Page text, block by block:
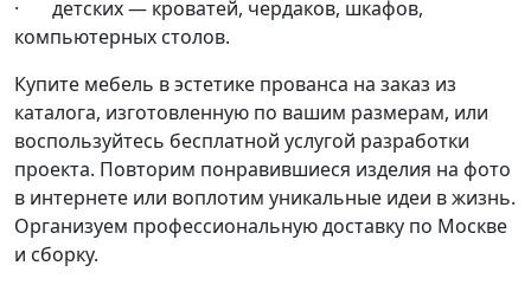
· детских — кроватей, чердаков, шкафов,
компьютерных столов.
Купите мебель в эстетике прованса на заказ из
каталога, изготовленную по вашим размерам, или
воспользуйтесь бесплатной услугой разработки
проекта. Повторим понравившиеся изделия на фото
в интернете или воплотим уникальные идеи в жизнь.
Организуем профессиональную доставку по Москве
и сборку.